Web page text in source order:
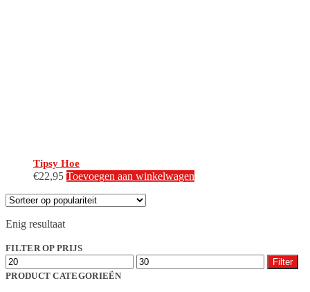
Tipsy Hoe
€22,95 Toevoegen aan winkelwagen
Enig resultaat
FILTER OP PRIJS
Min.
prijs
Max.
prijs
Filter
PRODUCT CATEGORIEËN